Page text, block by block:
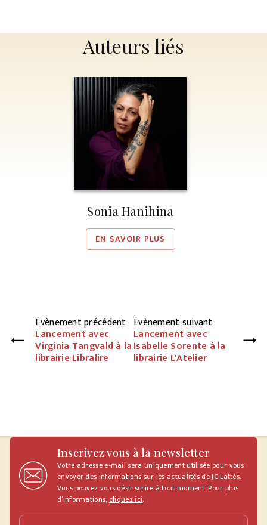
Auteurs liés
Sonia Hanihina
EN SAVOIR PLUS
Évènement précédent
Lancement avec
Virginia Tangvald à la
librairie Libralire
Évènement suivant
Lancement avec
Isabelle Sorente à la
librairie L'Atelier
Inscrivez vous à la newsletter
Votre adresse e-mail sera uniquement utilisée pour vous
envoyer des informations sur les actualités de JC Lattès.
Vous pouvez vous désinscrire à tout moment. Pour plus
d’informations, cliquez ici.